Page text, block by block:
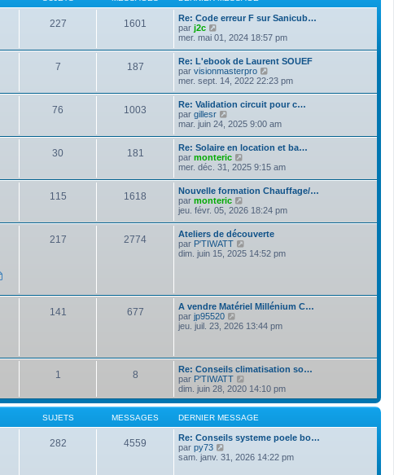
e
s
a
i
e
m
e
s
s
a
d
e
n
i
e
r
m
e
s
a
227 1601
Re: Code erreur F sur Sanicub…
par j2c
o
l
e
d
e
r
n
i
e
r
m
e
s
s
a
g
e
mer. mai 01, 2024 18:57 pm
7 187
Re: L'ebook de Laurent SOUEF
par visionmasterpro
o
l
d
e
r
i
e
r
m
e
s
s
a
e
mer. sept. 14, 2022 22:23 pm
76 1003
Re: Validation circuit pour c…
par gillesr
o
l
e
d
e
r
n
i
e
r
m
e
s
e
mar. juin 24, 2025 9:00 am
30 181
Re: Solaire en location et ba…
par monteric
o
r
l
e
d
e
r
i
e
s
s
a
g
mer. déc. 31, 2025 9:15 am
115 1618
Nouvelle formation Chauffage/…
par monteric
o
l
e
d
i
e
m
s
a
g
e
jeu. févr. 05, 2026 18:24 pm
217 2774
Ateliers de découverte
par P'TIWATT
o
d
e
r
n
r
m
s
s
a
g
e
dim. juin 15, 2025 14:52 pm
141 677
A vendre Matériel Millénium C…
par jp95520
o
e
d
e
r
n
i
e
m
e
s
jeu. juil. 23, 2026 13:44 pm
1 8
Re: Conseils climatisation so…
par P'TIWATT
o
i
r
l
e
d
r
dim. juin 28, 2020 14:10 pm
SUJETS MESSAGES DERNIER MESSAGE
282 4559
Re: Conseils systeme poele bo…
par py73
o
sam. janv. 31, 2026 14:22 pm